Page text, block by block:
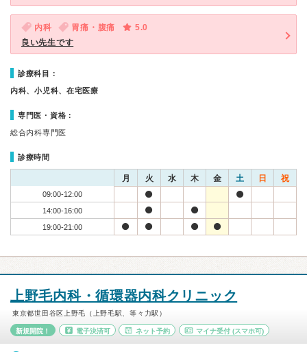
内科 胃痛・腹痛
5.0
良い先生です
診療科目：
内科、小児科、在宅医療
専門医・資格：
総合内科専門医
診療時間
月 火 水 木 金 土 日 祝
09:00-12:00
14:00-16:00
19:00-21:00
上野毛内科・循環器内科クリニック
東京都世田谷区上野毛（上野毛駅、等々力駅）
新規開院！ 電子決済可 ネット予約 マイナ受付 (スマホ可)